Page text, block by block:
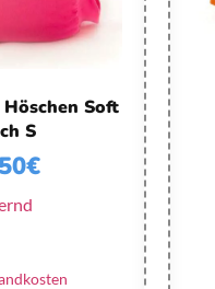
Soft
S
€